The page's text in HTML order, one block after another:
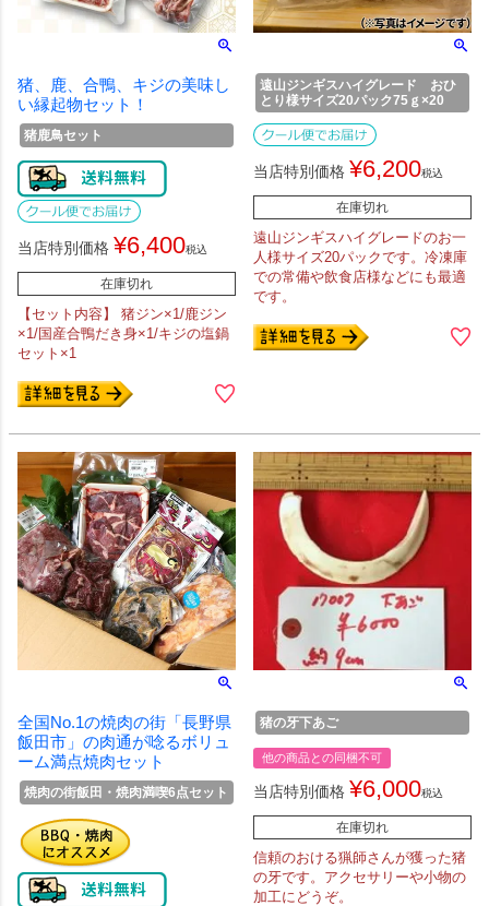
猪、鹿、合鴨、キジの美味し
い縁起物セット！
猪鹿鳥セット
当店特別価格 ¥6,400税込
在庫切れ
【セット内容】 猪ジン×1/鹿ジン
×1/国産合鴨だき身×1/キジの塩鍋
セット×1
遠山ジンギスハイグレード おひ
とり様サイズ20パック75ｇ×20
当店特別価格 ¥6,200税込
在庫切れ
遠山ジンギスハイグレードのお一
人様サイズ20パックです。冷凍庫
での常備や飲食店様などにも最適
です。
全国No.1の焼肉の街「長野県
飯田市」の肉通が唸るボリュ
ーム満点焼肉セット
焼肉の街飯田・焼肉満喫6点セット
猪の牙下あご
他の商品との同梱不可
当店特別価格 ¥6,000税込
在庫切れ
信頼のおける猟師さんが獲った猪
の牙です。アクセサリーや小物の
加工にどうぞ。